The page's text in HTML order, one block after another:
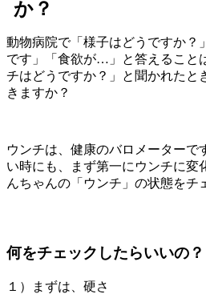
か？
動物病院で「様子はどうですか？
です」「食欲が…」と答えること
チはどうですか？」と聞かれたと
きますか？
ウンチは、健康のバロメーターで
い時にも、まず第一にウンチに変
んちゃんの「ウンチ」の状態をチ
何をチェックしたらいいの？
１）まずは、硬さ